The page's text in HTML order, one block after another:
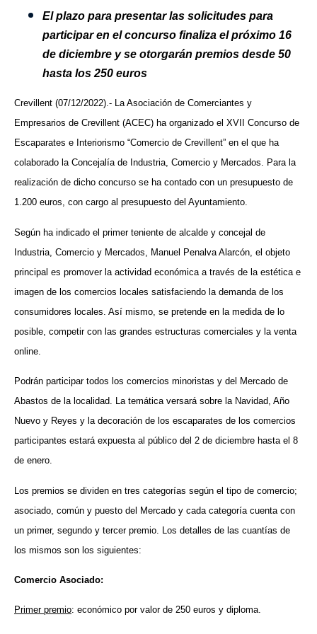
El plazo para presentar las solicitudes para
participar en el concurso finaliza el próximo 16
de diciembre y se otorgarán premios desde 50
hasta los 250 euros
Crevillent (07/12/2022).- La Asociación de Comerciantes y
Empresarios de Crevillent (ACEC) ha organizado el XVII Concurso de
Escaparates e Interiorismo “Comercio de Crevillent” en el que ha
colaborado la Concejalía de Industria, Comercio y Mercados. Para la
realización de dicho concurso se ha contado con un presupuesto de
1.200 euros, con cargo al presupuesto del Ayuntamiento.
Según ha indicado el primer teniente de alcalde y concejal de
Industria, Comercio y Mercados, Manuel Penalva Alarcón, el objeto
principal es promover la actividad económica a través de la estética e
imagen de los comercios locales satisfaciendo la demanda de los
consumidores locales. Así mismo, se pretende en la medida de lo
posible, competir con las grandes estructuras comerciales y la venta
online.
Podrán participar todos los comercios minoristas y del Mercado de
Abastos de la localidad. La temática versará sobre la Navidad, Año
Nuevo y Reyes y la decoración de los escaparates de los comercios
participantes estará expuesta al público del 2 de diciembre hasta el 8
de enero.
Los premios se dividen en tres categorías según el tipo de comercio;
asociado, común y puesto del Mercado y cada categoría cuenta con
un primer, segundo y tercer premio. Los detalles de las cuantías de
los mismos son los siguientes:
Comercio Asociado:
Primer premio: económico por valor de 250 euros y diploma.